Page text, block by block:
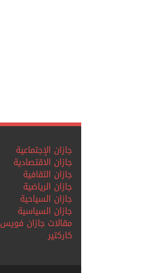
جازان الإجتماعية
جازان الاقتصادية
جازان الثقافية
جازان الرياضية
جازان السياحية
جازان السياسية
مقالات جازان فويس
كاركتير